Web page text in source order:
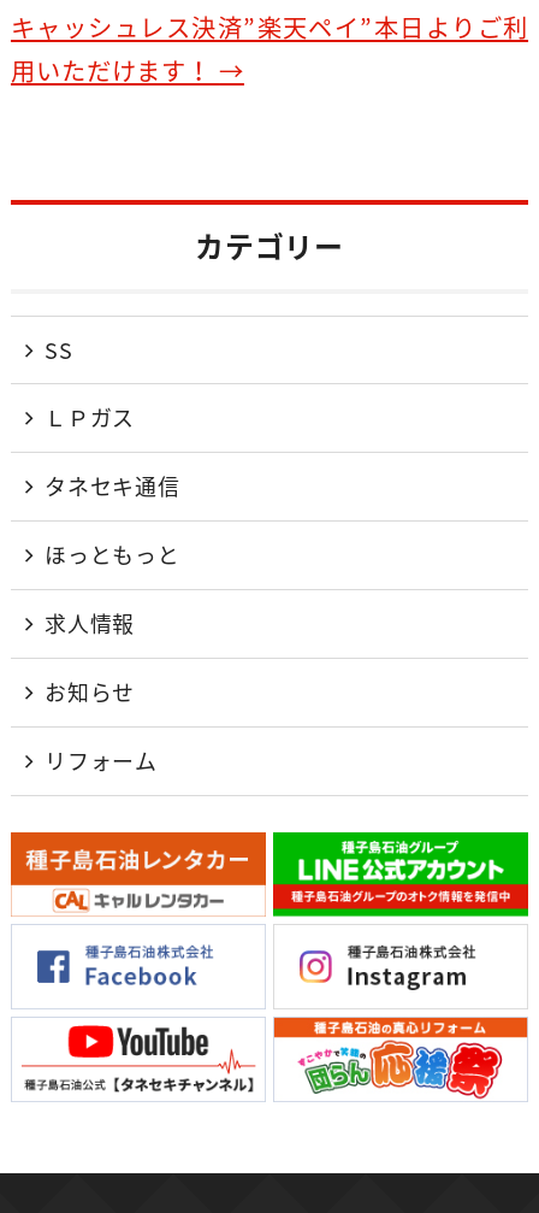
キャッシュレス決済”楽天ペイ”本日よりご利
用いただけます！→
カテゴリー
SS
ＬＰガス
タネセキ通信
ほっともっと
求人情報
お知らせ
リフォーム